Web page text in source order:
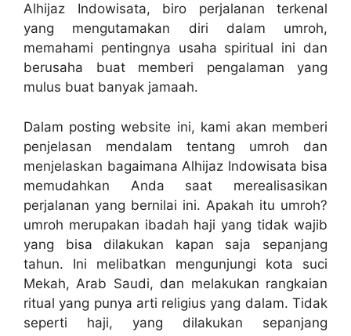
Alhijaz Indowisata, biro perjalanan terkenal
yang mengutamakan diri dalam umroh,
memahami pentingnya usaha spiritual ini dan
berusaha buat memberi pengalaman yang
mulus buat banyak jamaah.
Dalam posting website ini, kami akan memberi
penjelasan mendalam tentang umroh dan
menjelaskan bagaimana Alhijaz Indowisata bisa
memudahkan Anda saat merealisasikan
perjalanan yang bernilai ini. Apakah itu umroh?
umroh merupakan ibadah haji yang tidak wajib
yang bisa dilakukan kapan saja sepanjang
tahun. Ini melibatkan mengunjungi kota suci
Mekah, Arab Saudi, dan melakukan rangkaian
ritual yang punya arti religius yang dalam. Tidak
seperti haji, yang dilakukan sepanjang